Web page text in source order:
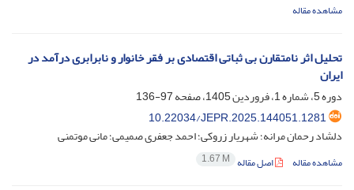
مشاهده مقاله
تحلیل اثر نامتقارن بی ثباتی اقتصادی بر فقر خانوار و نابرابری درآمد در
ایران
دوره 5، شماره 1، فروردین 1405، صفحه
97-136
10.22034/JEPR.2025.144051.1281
دلشاد رحمان مرانه؛ شهریار زروکی؛ احمد جعفری صمیمی؛ مانی موتمنی
مشاهده مقاله اصل مقاله 1.67 M